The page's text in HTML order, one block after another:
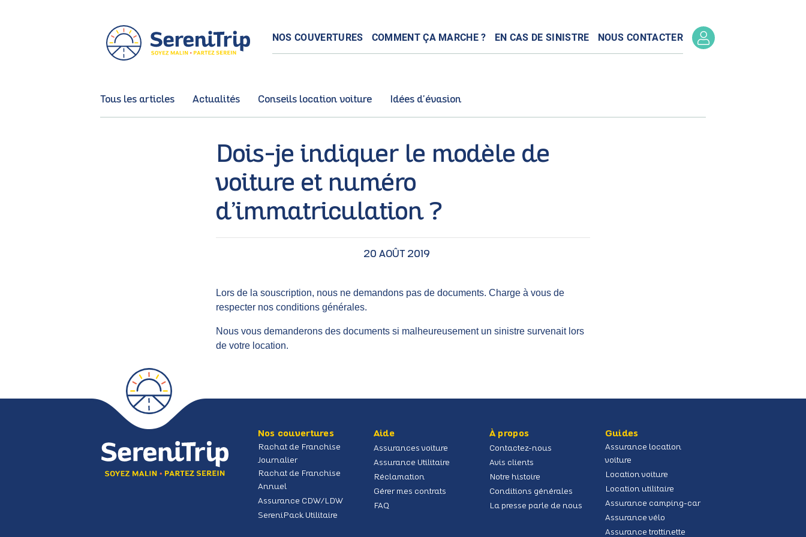
NOS COUVERTURES COMMENT ÇA MARCHE ? EN CAS DE SINISTRE NOUS CONTACTER
Tous les articles Actualités Conseils location voiture Idées d'évasion
Dois-je indiquer le modèle de
voiture et numéro
d’immatriculation ?
20 AOÛT 2019
Lors de la souscription, nous ne demandons pas de documents. Charge à vous de
respecter nos conditions générales.
Nous vous demanderons des documents si malheureusement un sinistre survenait lors
de votre location.
Nos couvertures
Rachat de Franchise
Journalier
Rachat de Franchise
Annuel
Assurance CDW/LDW
SereniPack Utilitaire
Aide
Assurances voiture
Assurance Utilitaire
Réclamation
Gérer mes contrats
FAQ
À propos
Contactez-nous
Avis clients
Notre histoire
Conditions générales
La presse parle de nous
Guides
Assurance location
voiture
Location voiture
Location utilitaire
Assurance camping-car
Assurance vélo
Assurance trottinette